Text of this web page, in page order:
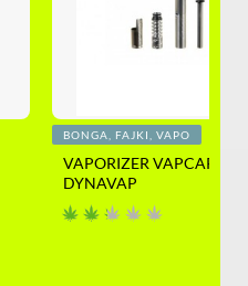
BONGA, FAJKI, VAPO
VAPORIZER VAPCAP
DYNAVAP